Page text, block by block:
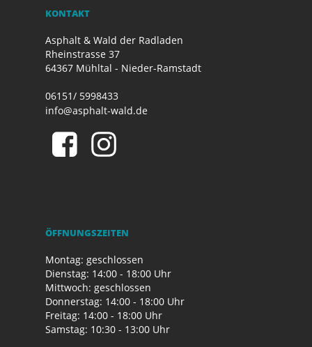
KONTAKT
Asphalt & Wald der Radladen
Rheinstrasse 37
64367 Mühltal - Nieder-Ramstadt
06151/ 5998433
info@asphalt-wald.de
ÖFFNUNGSZEITEN
Montag: geschlossen
Dienstag: 14:00 - 18:00 Uhr
Mittwoch: geschlossen
Donnerstag: 14:00 - 18:00 Uhr
Freitag: 14:00 - 18:00 Uhr
Samstag: 10:30 - 13:00 Uhr